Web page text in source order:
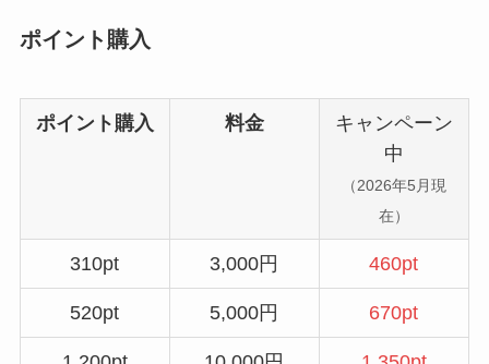
ポイント購入
ポイント購入 料金
キャンペーン
中
（2026年5月現
在）
310pt 3,000円 460pt
520pt 5,000円 670pt